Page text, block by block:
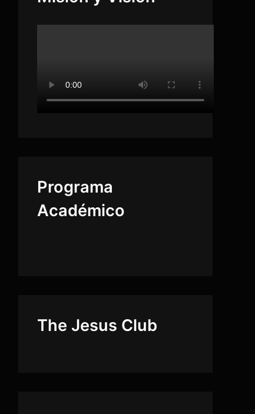
Programa
Académico
The Jesus Club